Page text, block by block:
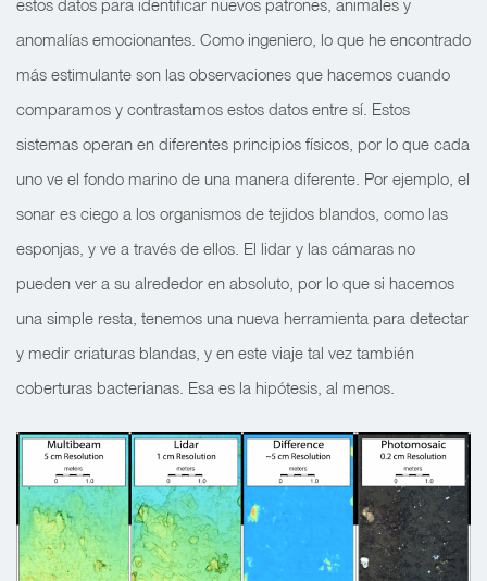
estos datos para identificar nuevos patrones, animales y
anomalías emocionantes. Como ingeniero, lo que he encontrado
más estimulante son las observaciones que hacemos cuando
comparamos y contrastamos estos datos entre sí. Estos
sistemas operan en diferentes principios físicos, por lo que cada
uno ve el fondo marino de una manera diferente. Por ejemplo, el
sonar es ciego a los organismos de tejidos blandos, como las
esponjas, y ve a través de ellos. El lidar y las cámaras no
pueden ver a su alrededor en absoluto, por lo que si hacemos
una simple resta, tenemos una nueva herramienta para detectar
y medir criaturas blandas, y en este viaje tal vez también
coberturas bacterianas. Esa es la hipótesis, al menos.